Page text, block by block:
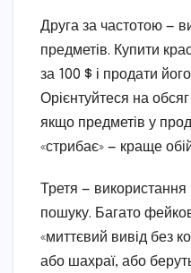
Друга за частотою —
предметів. Купити
за 100 $ і продати
Орієнтуйтеся на
якщо предметів у
«стрибає» — краще
Третя —
пошуку. Багато
«миттєвий вивід без
або шахраї, або